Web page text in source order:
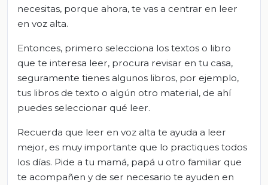
necesitas, porque ahora, te vas a centrar en leer
en voz alta.
Entonces, primero selecciona los textos o libro
que te interesa leer, procura revisar en tu casa,
seguramente tienes algunos libros, por ejemplo,
tus libros de texto o algún otro material, de ahí
puedes seleccionar qué leer.
Recuerda que leer en voz alta te ayuda a leer
mejor, es muy importante que lo practiques todos
los días. Pide a tu mamá, papá u otro familiar que
te acompañen y de ser necesario te ayuden en